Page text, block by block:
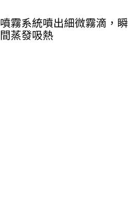
噴霧系統噴出細微霧滴，瞬
間蒸發吸熱